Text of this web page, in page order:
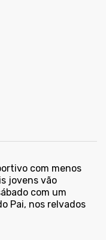
com menos
jovens vão
com um
Pai, nos relvados